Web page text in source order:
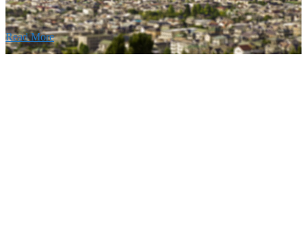
Read More